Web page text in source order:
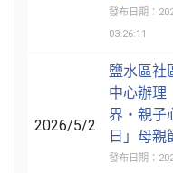
發布日期：
03:26:11
2026/5/2
鹽水區社
中心辦理
界‧親子
日」母親
發布日期：